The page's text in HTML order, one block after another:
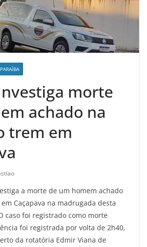
morte
achado na
trem em
a morte de um homem achado
Caçapava na madrugada desta
caso foi registrado como morte
foi registrada por volta de 2h40,
da rotatória Edmir Viana de